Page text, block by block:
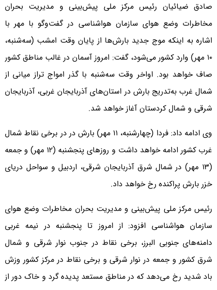
صادق ضیائیان رئیس مرکز ملی پیش‌بینی و مدیریت بحران
مخاطرات وضع هوای سازمان هواشناسی در گفت‌وگو با مهر با
اشاره به اینکه موج جدید بارش‌ها از پایان وقت امشب (سه‌شنبه،
۱۰ مهر) وارد کشور می‌شود، گفت: امروز آسمان در غالب مناطق کشور
صاف خواهد بود. اواخر وقت سه‌شنبه با گذر امواج تراز میانی از
شمال غرب به‌تدریج بارش در استان‌های آذربایجان غربی، آذربایجان
شرقی و شمال کردستان آغاز خواهد شد.
وی ادامه داد: فردا (چهارشنبه، ۱۱ مهر) بارش در در برخی نقاط شمال
غرب کشور ادامه خواهد داشت و روزهای پنجشنبه (۱۲ مهر) و جمعه
(۱۳ مهر) در شمال شرق آذربایجان شرقی، اردبیل و سواحل دریای
خزر بارش پراکنده رخ خواهد داد.
رئیس مرکز ملی پیش‌بینی و مدیریت بحران مخاطرات وضع هوای
سازمان هواشناسی افزود: از امروز تا پنجشنبه در نیمه غربی
دامنه‌های جنوبی البرز، برخی نقاط در جنوب نوار شرقی و شمال
شرق کشور و جمعه در نوار شرقی و برخی نقاط در مرکز کشور وزش
باد شدید رخ می‌دهد که در مناطق مستعد پدیده گرد و خاک دور از